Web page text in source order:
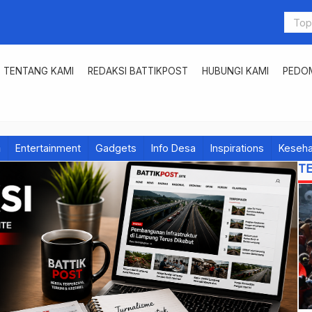
TENTANG KAMI REDAKSI BATTIKPOST HUBUNGI KAMI
Entertainment Gadgets Info Desa Inspirations